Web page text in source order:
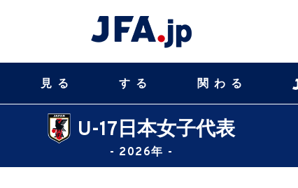
見る する 関わる
U-17日本女子代表
- 2026年 -